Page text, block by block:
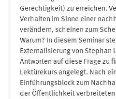
Gerechtigkeit) zu erreichen.
Verhalten im Sinne einer
verändern, scheinen zum
Warum? In diesem Seminar
Externalisierung von Stephan
Antworten auf diese Frage zu
Lektürekurs angelegt. Nach
Einführungsblock zum
der Öffentlichkeit verbreiteten